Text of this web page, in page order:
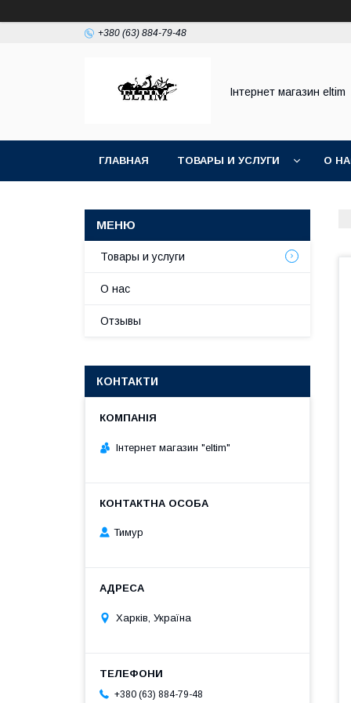
+380 (63) 884-79-48
Інтернет магазин eltim
ГЛАВНАЯ ТОВАРЫ И УСЛУГИ О
Товары и услуги
О нас
Отзывы
КОНТАКТИ
Інтернет магазин "eltim"
Тимур
Харків, Україна
+380 (63) 884-79-48